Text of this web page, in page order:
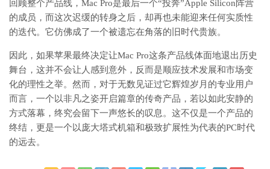
回顾整个产品线，Mac Pro是最后一个“投奔”Apple Silicon阵营
的成员，而这次迟缓的转身之后，却再也未能迎来任何实质性
的迭代。它仿佛成了一个被遗忘在角落的旧时代贵族。
因此，如果苹果最终决定让Mac Pro这条产品线体面地退出历史
舞台，这并不会让人感到意外，反而是顺应技术发展和市场变
化的理性之举。然而，对于无数见证过它辉煌岁月的专业用户
而言，一个以非凡之姿开启篇章的传奇产品，若以如此安静的
方式落幕，终究会留下一声悠长的叹息。这不仅是一个产品的
终结，更是一个以庞大塔式机箱和极致扩展性为代表的PC时代
的远去。